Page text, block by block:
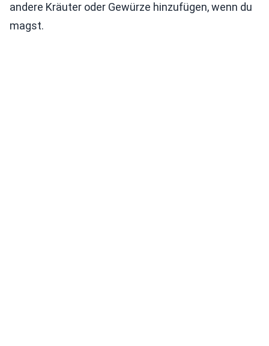
andere Kräuter oder Gewürze hinzufügen, wenn du
magst.